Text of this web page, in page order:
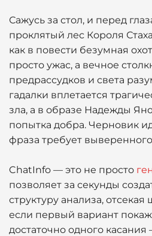
Сажусь за стол, и перед
проклятый лес Короля
как в повести безумная
просто ужас, а вечное
предрассудков и света
гадалки вплетается
зла, а в образе Надежды
попытка добра. Черновик
фраза требует
ChatInfo — это не просто
позволяет за секунды
структуру анализа,
если первый вариант
достаточно одного